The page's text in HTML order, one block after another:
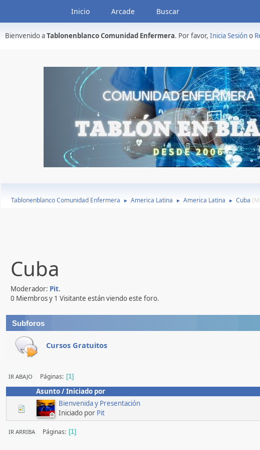
Inicio Arcade Buscar
Bienvenido aTablonenblanco Comunidad Enfermera. Por favor, Inicia Sesióno
Tablonenblanco Comunidad Enfermera ► America Latina ► America Latina ► Cuba
Cuba
Moderador: Pit.
0 Miembros y 1 Visitante están viendo este foro.
Subforos
Cursos Gratuitos
IR ABAJO Páginas 1
Asunto/Iniciado por
Bienvenida y Presentación
Iniciado por Pit
IR ARRIBA Páginas 1